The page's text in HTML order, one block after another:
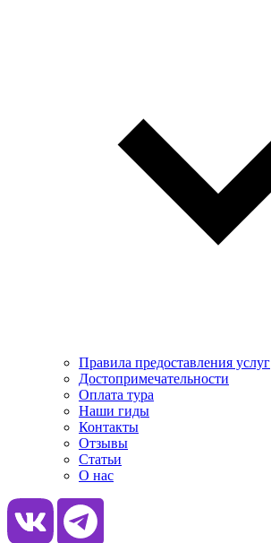
Правила предоставления услуг
Достопримечательности
Оплата тура
Наши гиды
Контакты
Отзывы
Статьи
О нас